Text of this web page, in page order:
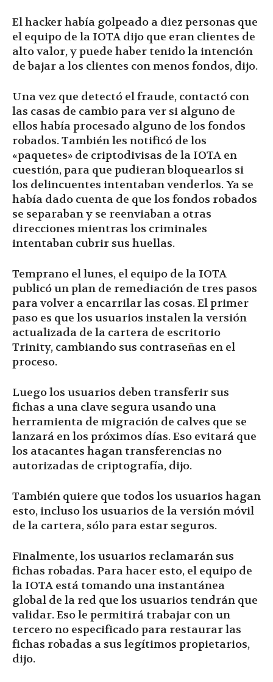
El hacker había golpeado a diez personas que
el equipo de la IOTA dijo que eran clientes de
alto valor, y puede haber tenido la intención
de bajar a los clientes con menos fondos, dijo.
Una vez que detectó el fraude, contactó con
las casas de cambio para ver si alguno de
ellos había procesado alguno de los fondos
robados. También les notificó de los
«paquetes» de criptodivisas de la IOTA en
cuestión, para que pudieran bloquearlos si
los delincuentes intentaban venderlos. Ya se
había dado cuenta de que los fondos robados
se separaban y se reenviaban a otras
direcciones mientras los criminales
intentaban cubrir sus huellas.
Temprano el lunes, el equipo de la IOTA
publicó un plan de remediación de tres pasos
para volver a encarrilar las cosas. El primer
paso es que los usuarios instalen la versión
actualizada de la cartera de escritorio
Trinity, cambiando sus contraseñas en el
proceso.
Luego los usuarios deben transferir sus
fichas a una clave segura usando una
herramienta de migración de calves que se
lanzará en los próximos días. Eso evitará que
los atacantes hagan transferencias no
autorizadas de criptografía, dijo.
También quiere que todos los usuarios hagan
esto, incluso los usuarios de la versión móvil
de la cartera, sólo para estar seguros.
Finalmente, los usuarios reclamarán sus
fichas robadas. Para hacer esto, el equipo de
la IOTA está tomando una instantánea
global de la red que los usuarios tendrán que
validar. Eso le permitirá trabajar con un
tercero no especificado para restaurar las
fichas robadas a sus legítimos propietarios,
dijo.